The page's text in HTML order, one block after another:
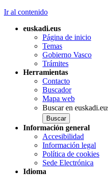
Ir al contenido
euskadi.eus
Página de inicio
Temas
Gobierno Vasco
Trámites
Herramientas
Contacto
Buscador
Mapa web
Buscar en
Información general
Accesibilidad
Información legal
Política de cookies
Sede Electrónica
Idioma